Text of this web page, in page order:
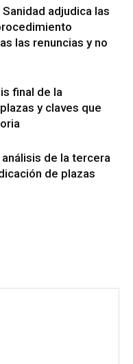
adjudica las
las renuncias y no
final de la
y claves que
de la tercera
de plazas